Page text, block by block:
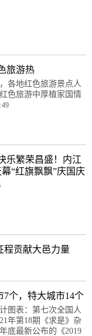
旅游热
各地红色旅游景点人
色旅游中厚植家国情
乐繁荣昌盛！内江
“红旗飘飘”庆国庆
程贡献大邑力量
7个，特大城市14个
图表：第七次全国人
年第18期《求是》杂
底最新公布的《2019